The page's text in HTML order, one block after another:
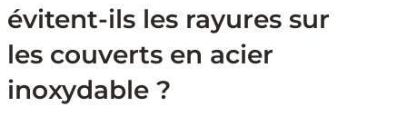
évitent-ils les rayures sur
les couverts en acier
inoxydable ?